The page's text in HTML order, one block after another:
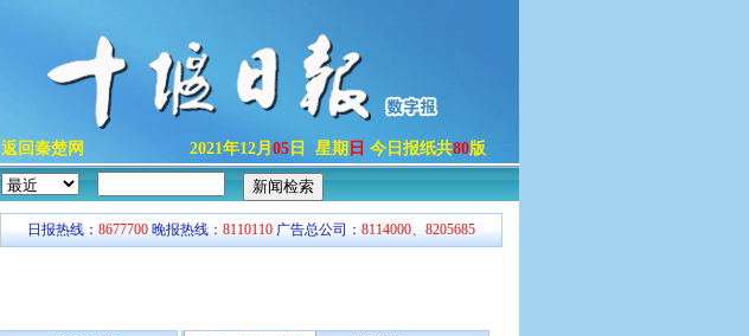
返回秦楚网 2021年12月 05日 星期 日 今日报纸共80版
日报热线： 8677700 晚报热线： 8110110 广告总公司： 8114000、8205685